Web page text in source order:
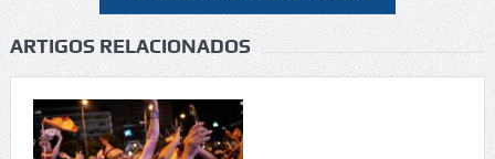
ARTIGOS RELACIONADOS